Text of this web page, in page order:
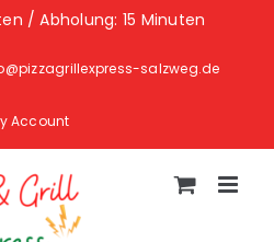
/ Abholung: 15 Minuten
salzweg.de
Account